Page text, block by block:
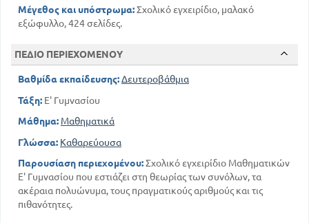
Μέρος τέταρτο
Διανυσματικός λογισμός
Η ευθεία
Πολικές συντεταγμένες
Μέγεθος και υπόστρωμα:Σχολικό εγχειρίδιο, μαλακό
εξώφυλλο, 424 σελίδες.
ΠΕΔΙΟ ΠΕΡΙΕΧΟΜΕΝΟΥ
Βαθμίδα εκπαίδευσης:Δευτεροβάθμια
Τάξη: Ε' Γυμνασίου
Μάθημα: Μαθηματικά
Γλώσσα: Καθαρεύουσα
Παρουσίαση περιεχομένου:Σχολικό εγχειρίδιο Μαθηματικών
Ε' Γυμνασίου που εστιάζει στη θεωρίας των συνόλων, τα
ακέραια πολυώνυμα, τους πραγματικούς αριθμούς και τις
πιθανότητες.